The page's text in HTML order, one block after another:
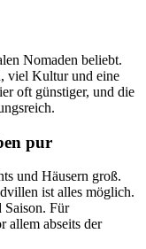
Nomaden beliebt.
viel Kultur und eine
oft günstiger, und die
pur
und Häusern groß.
ist alles möglich.
Saison. Für
allem abseits der